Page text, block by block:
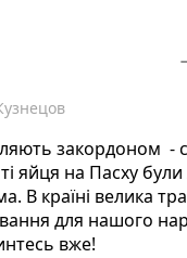
закордоном -
яйця на Пасху
В країні велика
для нашого
вже!